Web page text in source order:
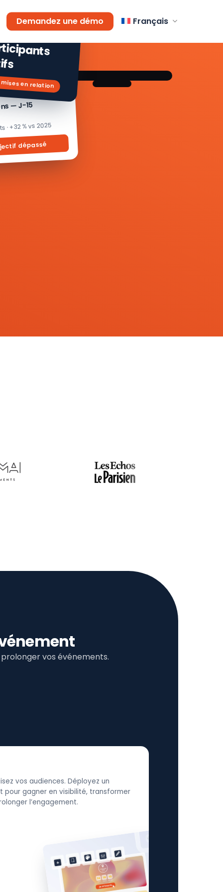
Demandez une démo Français
— J-15
· +32 % vs 2025
dépassé
de
mises en relation
vos événements.
vos audiences. Déployez un
gagner en visibilité, transformer
l’engagement.